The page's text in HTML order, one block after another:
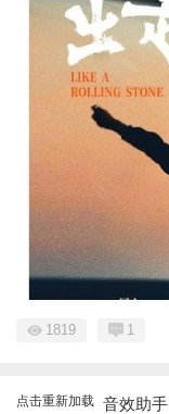
1819 1
点击重新加载 音效助手